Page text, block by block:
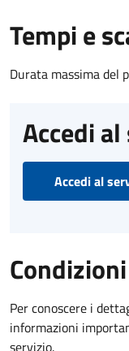
Tempi e
Durata massima del
Accedi
Accedi al
Per conoscere i
informazioni
servizio.